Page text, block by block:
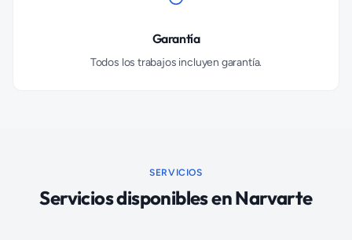
Garantía
Todos los trabajos incluyen garantía.
SERVICIOS
Servicios disponibles enNarvarte